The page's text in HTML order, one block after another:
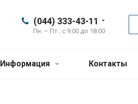
(044) 333-43-11
Пн. – Пт.: с 9:00 до 18:00
Информация Контакты